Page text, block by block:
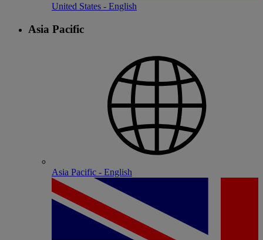
United States - English
Asia Pacific
Asia Pacific - English